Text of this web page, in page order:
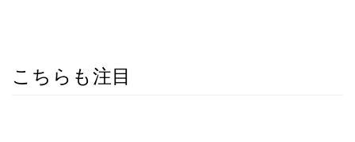
こちらも注目